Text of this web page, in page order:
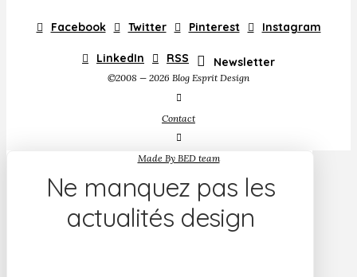
Facebook Twitter Pinterest Instagram
LinkedIn RSS Newsletter
©2008 — 2026 Blog Esprit Design
Contact
Made By BED team
Ne manquez pas les
actualités design